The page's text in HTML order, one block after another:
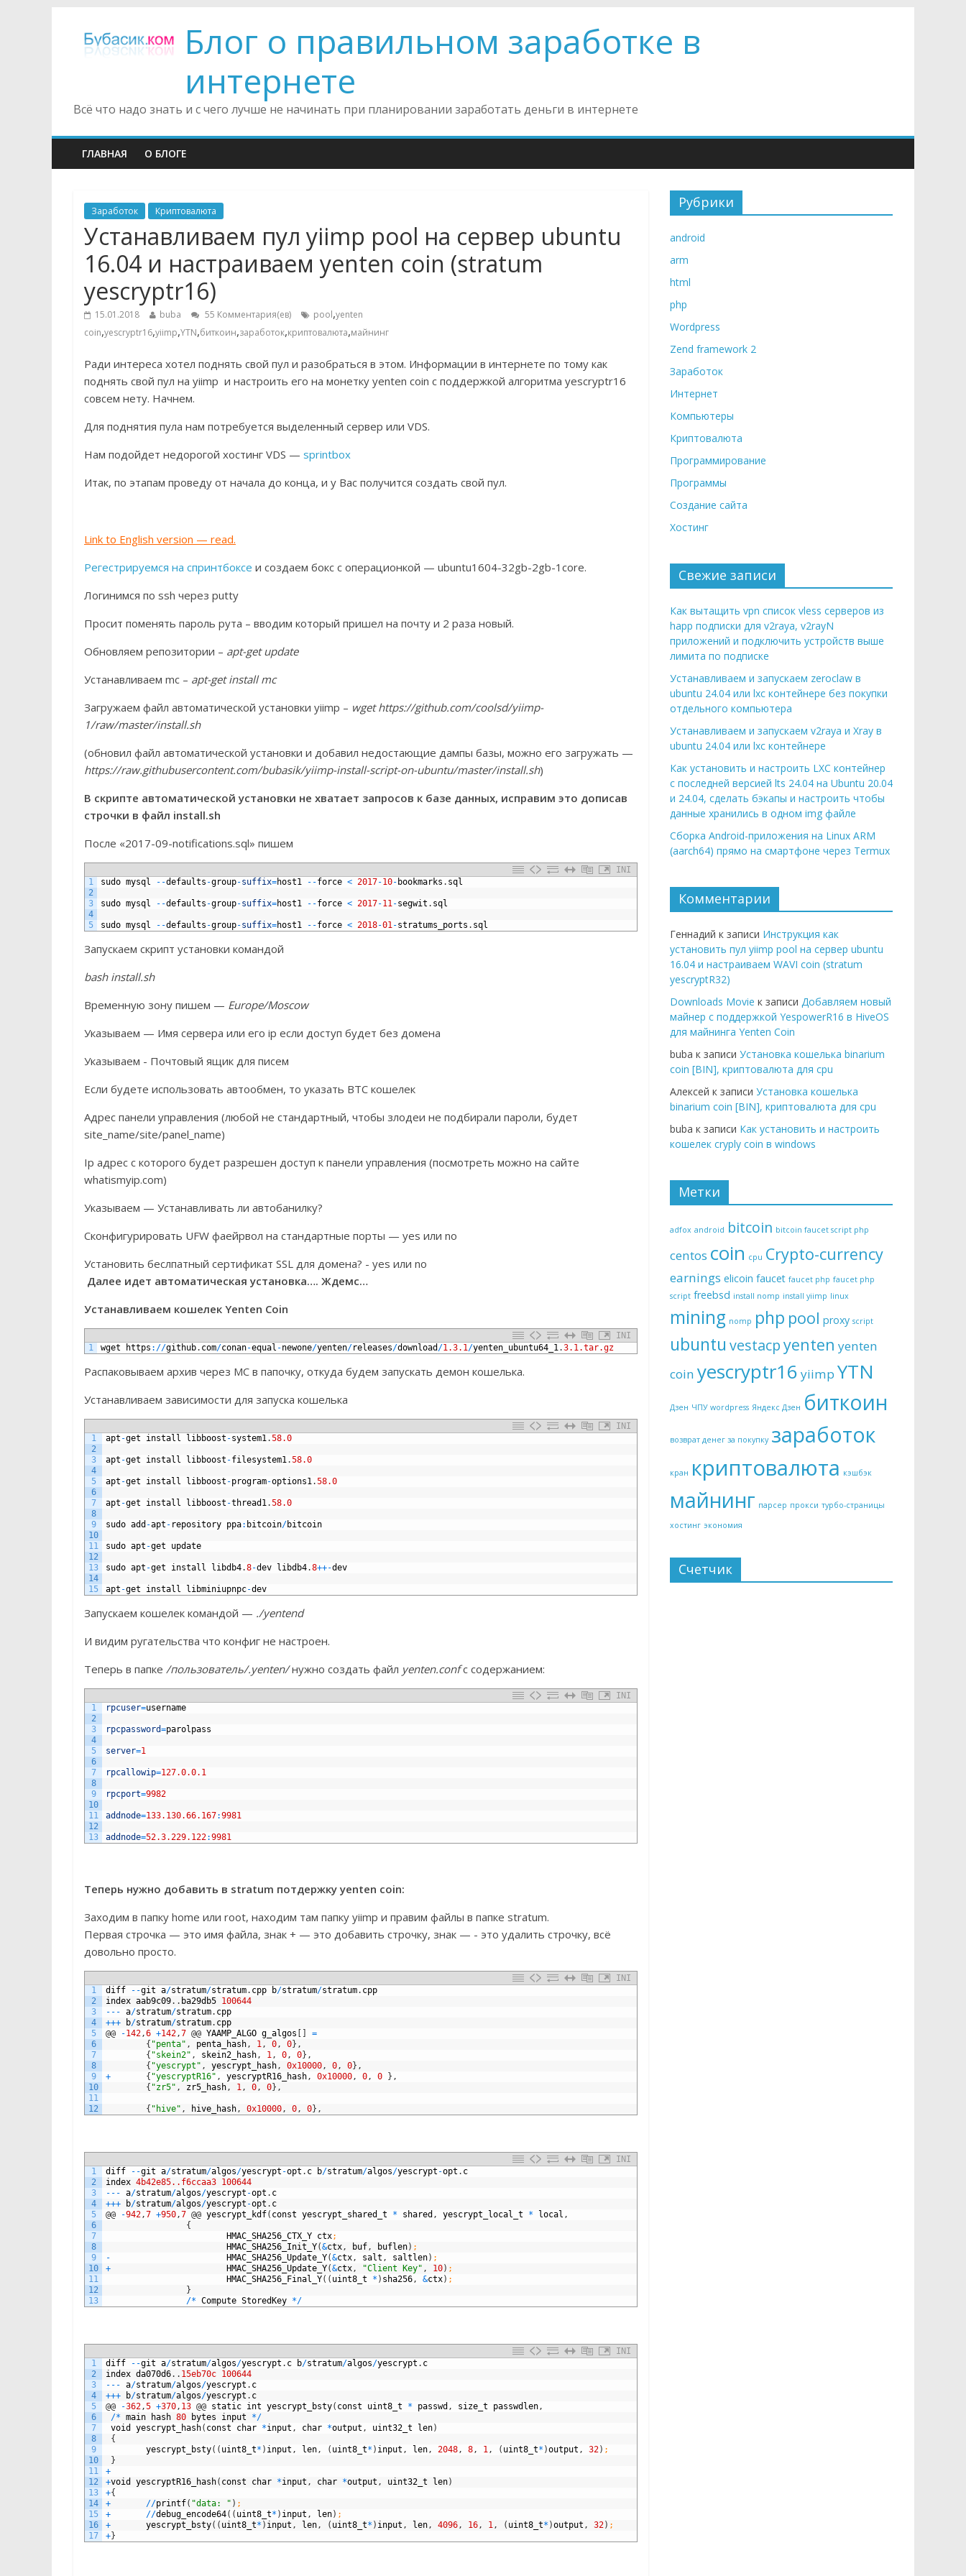
Блог о правильном заработке в
интернете
Всё что надо знать и с чего лучше не начинать при планировании заработать деньги в интернете
ГЛАВНАЯ О БЛОГЕ
Заработок Криптовалюта
Устанавливаем пул yiimp pool на сервер ubuntu
16.04 и настраиваем yenten coin (stratum
yescryptr16)
15.01.2018 buba 55 Комментария(ев) pool,yenten
coin,yescryptr16,yiimp,YTN,биткоин,заработок,криптовалюта,майнинг
Ради интереса хотел поднять свой пул и разобраться в этом. Информации в интернете по тому как
поднять свой пул на yiimp и настроить его на монетку yenten coin с поддержкой алгоритма yescryptr16
совсем нету. Начнем.
Для поднятия пула нам потребуется выделенный сервер или VDS.
Нам подойдет недорогой хостинг VDS — sprintbox
Итак, по этапам проведу от начала до конца, и у Вас получится создать свой пул.
Link to English version — read.
Регестрируемся на спринтбоксе и создаем бокс с операционкой — ubuntu1604-32gb-2gb-1core.
Логинимся по ssh через putty
Просит поменять пароль рута – вводим который пришел на почту и 2 раза новый.
Обновляем репозитории – apt-get update
Устанавливаем mc – apt-get install mc
Загружаем файл автоматической установки yiimp – wget https://github.com/coolsd/yiimp-
1/raw/master/install.sh
(обновил файл автоматической установки и добавил недостающие дампы базы, можно его загружать —
https://raw.githubusercontent.com/bubasik/yiimp-install-script-on-ubuntu/master/install.sh)
В скрипте автоматической установки не хватает запросов к базе данных, исправим это дописав
строчки в файл install.sh
После «2017-09-notifications.sql» пишем
INI
1
2
3
4
5
sudo mysql --defaults -group-suffix=host1 --force < 2017-10- bookmarks . sql
sudo mysql --defaults -group-suffix=host1 --force < 2017-11-segwit . sql
sudo mysql --defaults -group-suffix=host1 --force < 2018-01-stratums_ports . sql
Запускаем скрипт установки командой
bash install.sh
Временную зону пишем — Europe/Moscow
Указываем — Имя сервера или его ip если доступ будет без домена
Указываем - Почтовый ящик для писем
Если будете использовать автообмен, то указать BTC кошелек
Адрес панели управления (любой не стандартный, чтобы злодеи не подбирали пароли, будет
site_name/site/panel_name)
Ip адрес с которого будет разрешен доступ к панели управления (посмотреть можно на сайте
whatismyip.com)
Указываем — Устанавливать ли автобанилку?
Сконфигурировать UFW фаейрвол на стандартные порты — yes или no
Установить беслпатный сертификат SSL для домена? - yes или no
Далее идет автоматическая установка…. Ждемс…
Устанавливаем кошелек Yenten Coin
INI
1
wget https : //github. com/conan-equal -newone/yenten/releases/download /1.3.1/yenten_ubuntu64_1.3.1.tar.gz
Распаковываем архив через MC в папочку, откуда будем запускать демон кошелька.
Устанавливаем зависимости для запуска кошелька
INI
1
2
3
4
5
6
7
8
9
10
11
12
13
14
15
apt -get install libboost -system1.58.0
apt -get install libboost -filesystem1.58.0
apt -get install libboost -program-options1.58.0
apt -get install libboost -thread1.58.0
sudo add -apt - repository ppa: bitcoin/bitcoin
sudo apt -get update
sudo apt -get install libdb4.8-dev libdb4.8++-dev
apt -get install libminiupnpc-dev
Запускаем кошелек командой — ./yentend
И видим ругательства что конфиг не настроен.
Теперь в папке /пользователь/.yenten/нужно создать файл yenten.confс содержанием:
INI
1
2
3
4
5
6
7
8
9
10
11
12
13
rpcuser=username
rpcpassword=parolpass
server=1
rpcallowip=127.0.0.1
rpcport=9982
addnode=133.130.66.167:9981
addnode=52.3.229.122:9981
Теперь нужно добавить в stratum потдержку yenten coin:
Заходим в папку home или root, находим там папку yiimp и правим файлы в папке stratum.
Первая строчка — это имя файла, знак + — это добавить строчку, знак — - это удалить строчку, всё
довольно просто.
INI
1
2
3
4
5
6
7
8
9
10
11
12
diff --git a/stratum/stratum. cpp b/stratum/stratum. cpp
index aab9c09. . ba29db5 100644
-- - a/stratum/stratum. cpp
+++ b/stratum/stratum. cpp
@@ -142,6 +142,7 @@ YAAMP_ALGO g_algos
=
{ "penta" , penta_hash, 1, 0, 0} ,
{ "skein2" , skein2_hash, 1, 0, 0} ,
{ "yescrypt" , yescrypt_hash, 0x10000, 0, 0} ,
+
{ "yescryptR16" , yescryptR16_hash, 0x10000, 0, 0 } ,
{ "zr5" , zr5_hash, 1, 0, 0} ,
{ "hive" , hive_hash, 0x10000, 0, 0} ,
INI
1
2
3
4
5
6
7
8
9
10
11
12
13
diff --git a/stratum/algos/yescrypt -opt . c b/stratum/algos/yescrypt -opt . c
index 4b42e85..f6ccaa3 100644
-- - a/stratum/algos/yescrypt -opt . c
+++ b/stratum/algos/yescrypt -opt . c
@@ -942,7 +950,7 @@ yescrypt_kdf( const yescrypt_shared_t * shared , yescrypt_local_t * local ,
{
HMAC_SHA256_CTX_Y ctx;
HMAC_SHA256_Init_Y(&ctx, buf, buflen) ;
-
HMAC_SHA256_Update_Y(&ctx, salt , saltlen) ;
+
HMAC_SHA256_Update_Y(&ctx, "Client Key" , 10) ;
HMAC_SHA256_Final_Y( ( uint8_t * ) sha256, &ctx) ;
}
/* Compute StoredKey */
INI
1
2
3
4
5
6
7
8
9
10
11
12
13
14
15
16
17
diff --git a/stratum/algos/yescrypt . c b/stratum/algos/yescrypt . c
index da070d6. . 15eb70c 100644
-- - a/stratum/algos/yescrypt . c
+++ b/stratum/algos/yescrypt . c
@@ -362,5 +370, 13 @@ static int yescrypt_bsty( const uint8_t * passwd , size_t passwdlen,
/* main hash 80 bytes input */
void
yescrypt_hash( const char *input , char *output , uint32_t len)
{
yescrypt_bsty( ( uint8_t* ) input , len, ( uint8_t* ) input , len, 2048, 8, 1, ( uint8_t* )output , 32) ;
}
+
+void yescryptR16_hash( const char *input , char *output , uint32_t len)
+{
+
//printf( "data: " ) ;
+
//debug_encode64( ( uint8_t* ) input , len) ;
+
yescrypt_bsty( ( uint8_t* ) input , len, ( uint8_t* ) input , len, 4096, 16, 1, ( uint8_t* )output , 32) ;
+}
Рубрики
android
arm
html
php
Wordpress
Zend framework 2
Заработок
Интернет
Компьютеры
Криптовалюта
Программирование
Программы
Создание сайта
Хостинг
Свежие записи
Как вытащить vpn список vless серверов из
happ подписки для v2raya, v2rayN
приложений и подключить устройств выше
лимита по подписке
Устанавливаем и запускаем zeroclaw в
ubuntu 24.04 или lxc контейнере без покупки
отдельного компьютера
Устанавливаем и запускаем v2raya и Xray в
ubuntu 24.04 или lxc контейнере
Как установить и настроить LXC контейнер
с последней версией lts 24.04 на Ubuntu 20.04
и 24.04, сделать бэкапы и настроить чтобы
данные хранились в одном img файле
Сборка Android-приложения на Linux ARM
(aarch64) прямо на смартфоне через Termux
Комментарии
Геннадий к записи Инструкция как
установить пул yiimp pool на сервер ubuntu
16.04 и настраиваем WAVI coin (stratum
yescryptR32)
Downloads Movie к записи Добавляем новый
майнер с поддержкой YespowerR16 в HiveOS
для майнинга Yenten Coin
buba к записи Установка кошелька binarium
coin [BIN], криптовалюта для cpu
Алексей к записи Установка кошелька
binarium coin [BIN], криптовалюта для cpu
buba к записи Как установить и настроить
кошелек cryply coin в windows
Метки
adfox android bitcoin bitcoin faucet script php
centos coin cpu Crypto-currency
earnings elicoin faucet faucet php faucet php
script freebsd install nomp install yiimp linux
mining nomp php pool proxy script
ubuntu vestacpyenten yenten
coin yescryptr16 yiimp YTN
Дзен ЧПУ wordpress Яндекс Дзен биткоин
возврат денег за покупку заработок
кран криптовалюта кэшбэк
майнинг парсер прокси турбо-страницы
хостинг экономия
Счетчик